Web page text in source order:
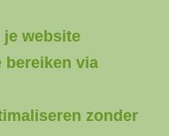
website
bereiken via
zonder